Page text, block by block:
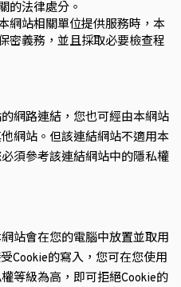
的法律處分。
網站相關單位提供服務時，本
密義務，並且採取必要檢查程
網路連結，您也可經由本網站
網站。但該連結網站不適用本
須參考該連結網站中的隱私權
站會在您的電腦中放置並取用
Cookie的寫入，您可在您使用
等級為高，即可拒絕Cookie的